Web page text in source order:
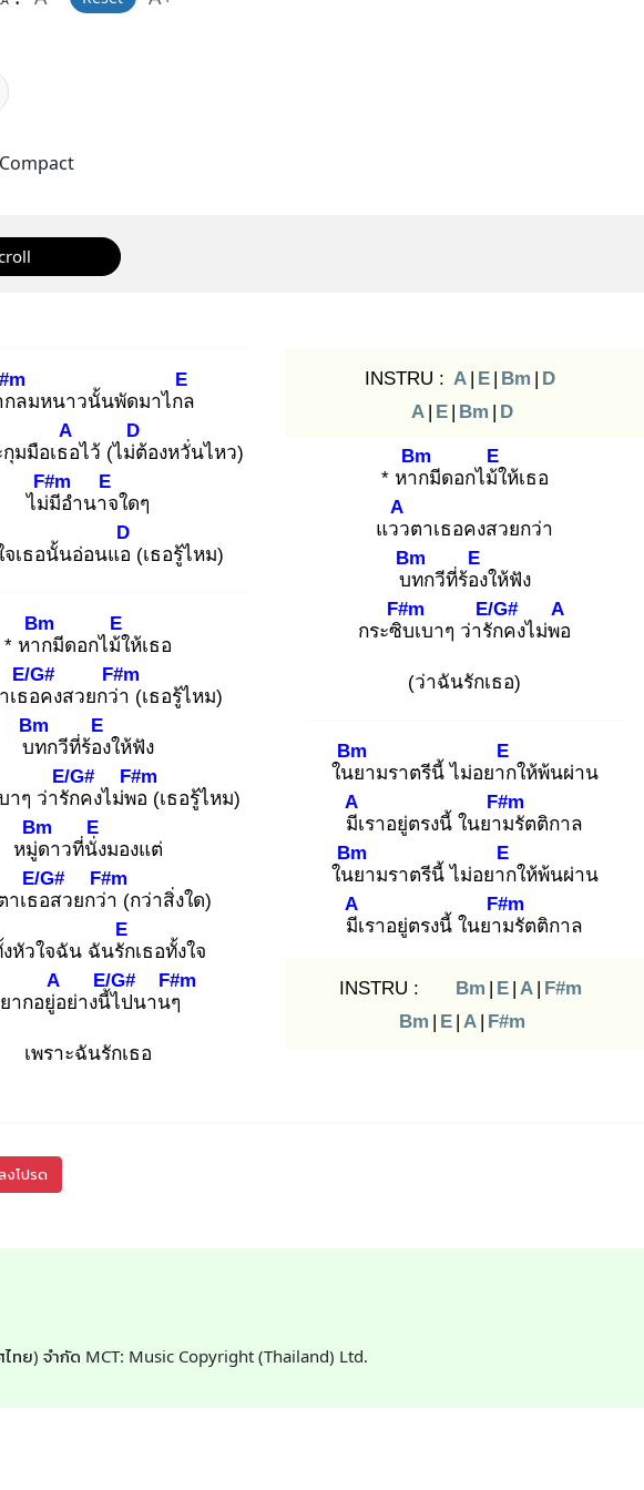
Compact
กลมหนาวนั้นพัดมาไกล
E
มมือเธอ
A
ไว้ (ไม่ต้
D
องหวั่นไหว)
ไม่มี
F#m
อำนาจ
E
ใดๆ
จเธอนั้นอ่อนแอ
D
(เธอรู้ไหม)
* หาก
Bm
มีดอกไม้ใ
E
ห้เธอ
เธอ
E/G#
คงสวยกว่า
F#m
(เธอรู้ไหม)
บท
Bm
กวีที่ร้อง
E
ให้ฟัง
าๆ ว่ารัก
E/G#
คงไม่พอ
F#m
(เธอรู้ไหม)
หมู่ด
Bm
าวที่นั่ง
E
มองแต่
าเธอ
E/G#
สวยกว่า
F#m
(กว่าสิ่งใด)
หัวใจฉัน ฉันรัก
E
เธอทั้งใจ
ากอยู่อ
A
ย่างนี้ไ
E/G#
ปนานๆ
F#m
เพราะฉันรักเธอ
INSTRU : A | E | Bm | D
A | E | Bm | D
* หาก
Bm
มีดอกไม้ใ
E
ห้เธอ
แวว
A
ตาเธอคงสวยกว่า
บท
Bm
กวีที่ร้อง
E
ให้ฟัง
กระซิบ
F#m
เบาๆ ว่ารัก
E/G#
คงไม่พอ
A
(ว่าฉันรักเธอ)
ในย
Bm
ามราตรีนี้ ไม่อยาก
E
ให้พ้นผ่าน
มีเ
A
ราอยู่ตรงนี้ ในยาม
F#m
รัตติกาล
ในย
Bm
ามราตรีนี้ ไม่อยาก
E
ให้พ้นผ่าน
มีเ
A
ราอยู่ตรงนี้ ในยาม
F#m
รัตติกาล
INSTRU : Bm | E | A | F#m
Bm | E | A | F#m
งโปรด
ย) จำกัด MCT: Music Copyright (Thailand) Ltd.